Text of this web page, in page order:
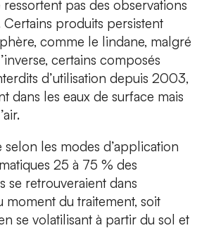
pas des observations
Certains produits persistent
comme le lindane, malgré
certains composés
d’utilisation depuis 2003,
dans les eaux de surface mais
les modes d’application
25 à 75 % des
se retrouveraient dans
moment du traitement, soit
se volatilisant à partir du sol et